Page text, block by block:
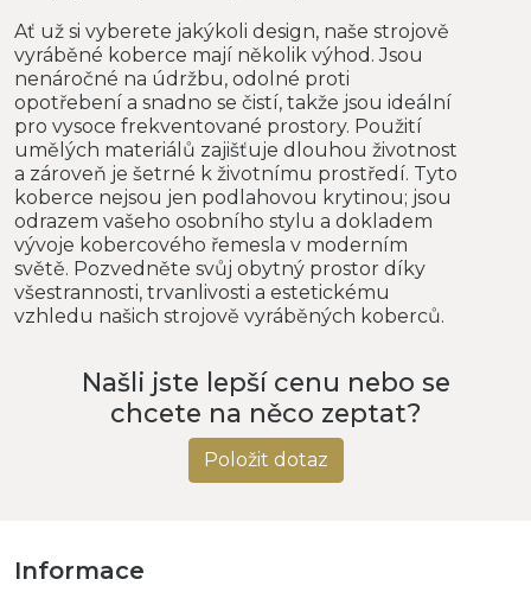
Ať už si vyberete jakýkoli design, naše strojově
vyráběné koberce mají několik výhod. Jsou
nenáročné na údržbu, odolné proti
opotřebení a snadno se čistí, takže jsou ideální
pro vysoce frekventované prostory. Použití
umělých materiálů zajišťuje dlouhou životnost
a zároveň je šetrné k životnímu prostředí. Tyto
koberce nejsou jen podlahovou krytinou; jsou
odrazem vašeho osobního stylu a dokladem
vývoje kobercového řemesla v moderním
světě. Pozvedněte svůj obytný prostor díky
všestrannosti, trvanlivosti a estetickému
vzhledu našich strojově vyráběných koberců.
Našli jste lepší cenu nebo se
chcete na něco zeptat?
Položit dotaz
Informace